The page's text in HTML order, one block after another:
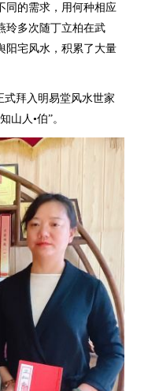
同的需求，用何种相应
玲多次随丁立柏在武
阳宅风水，积累了大量
拜入明易堂风水世家
山人•伯”。